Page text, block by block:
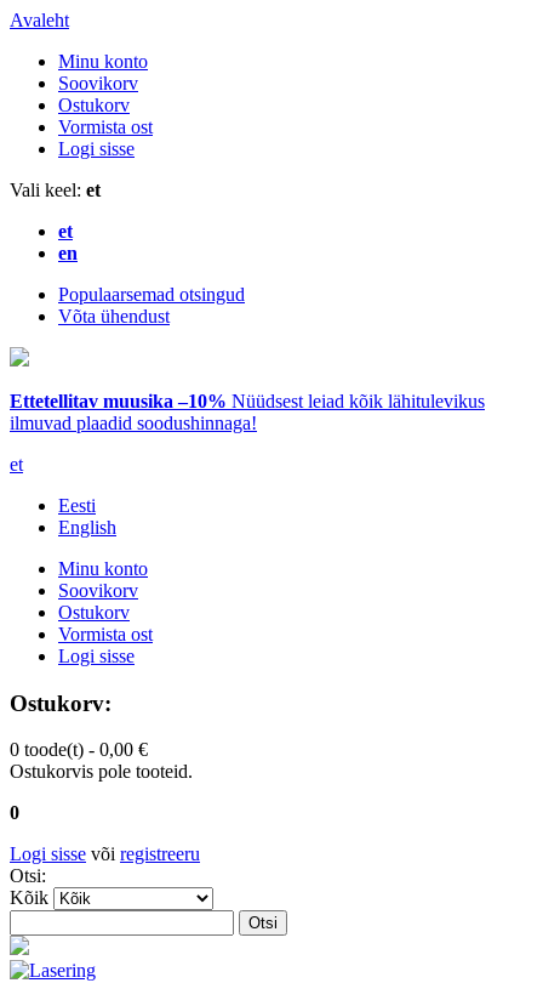
Avaleht
Minu konto
Soovikorv
Ostukorv
Vormista ost
Logi sisse
Vali keel: et
et
en
Populaarsemad otsingud
Võta ühendust
Ettetellitav muusika –10% Nüüdsest leiad kõik lähitulevikus
ilmuvad plaadid soodushinnaga!
et
Eesti
English
Minu konto
Soovikorv
Ostukorv
Vormista ost
Logi sisse
Ostukorv:
0 toode(t) - 0,00 €
Ostukorvis pole tooteid.
0
Logi sisse või registreeru
Otsi:
Kõik
Otsi